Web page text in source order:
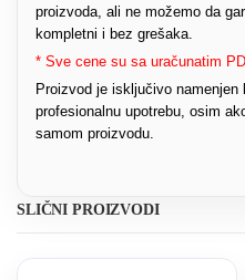
proizvoda, ali ne možemo da
kompletni i bez grešaka.
* Sve cene su sa uračunatim
Proizvod je isključivo
profesionalnu upotrebu, osim
samom proizvodu.
SLIČNI PROIZVODI